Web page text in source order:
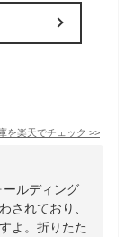
を楽天でチェック >>
ールディング
されており、
よ。折りたた